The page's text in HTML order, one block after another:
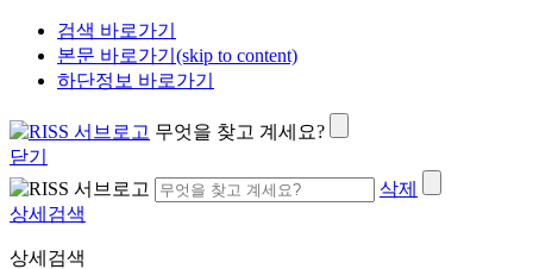
검색 바로가기
본문 바로가기(skip to content)
하단정보 바로가기
무엇을 찾고 계세요?
닫기
삭제
상세검색
상세검색